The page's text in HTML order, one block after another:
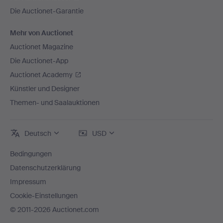
Die Auctionet-Garantie
Mehr von Auctionet
Auctionet Magazine
Die Auctionet-App
Auctionet Academy
Künstler und Designer
Themen- und Saalauktionen
Deutsch USD
Bedingungen
Datenschutzerklärung
Impressum
Cookie-Einstellungen
© 2011-2026 Auctionet.com